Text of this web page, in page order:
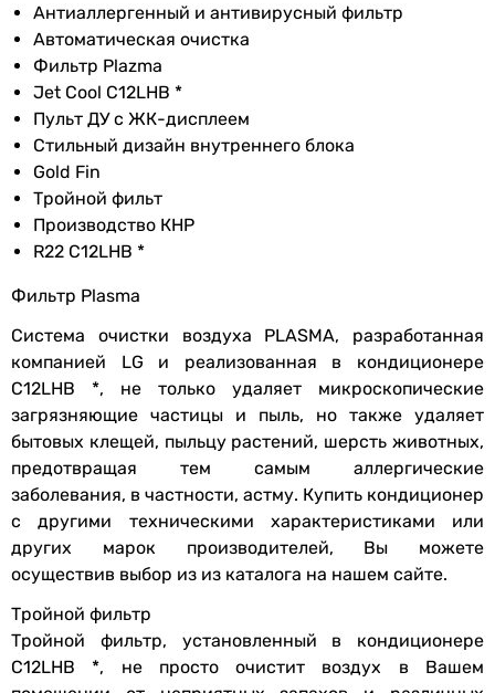
7 тыс. BTU
12 тыс. BTU
12 тыс. BTU
18 тыс. BTU
9 тыс. BTU
7 тыс. BTU
Дополнительно
дизайнерский кондиционер
тихий кондиционер
дизайнерский кондиционер
Тип фреона
R-22
R-410A
R-32
R-32
R-410A
R-32
Мин.
температура
на
охлаждение
-5 °C
Макс.
температура
на обогрев
24 °C
Режим
Уровень шума
Уровень шума
внут. блока
37 дБ, 33 дБ, 29 дБ
Уровень шума
нар. блока
46 дБ
Функции ионизация,ночной режим
самоочистка
Дополнительные автоматический режим,
Антиаллергенный и антивирусный фильтр
Автоматическая очистка
Фильтр Plazma
Jet Cool C12LHB *
Пульт ДУ с ЖК-дисплеем
Стильный дизайн внутреннего блока
Gold Fin
Тройной фильт
Производство КНР
R22 C12LHB *
Фильтр Plasma
Система очистки воздуха PLASMA,
разработанная
компанией LG и реализованная в кондиционере
C12LHB *,
не только удаляет микроскопические
загрязняющие частицы и пыль,
но также удаляет
бытовых клещей, пыльцу растений, шерсть животных,
предотвращая тем самым аллергические
заболевания, в частности, астму. Купить кондиционер
с другими техническими характеристиками или
других марок производителей,
Вы можете
осуществив выбор из из каталога на нашем сайте.
Тройной фильтр
Тройной фильтр,
установленный в кондиционере
C12LHB *,
не просто очистит воздух в Вашем